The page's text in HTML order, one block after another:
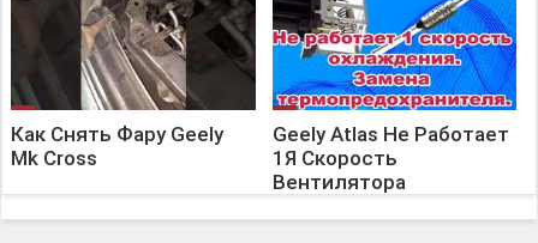
Как Снять Фару Geely
Mk Cross
Geely Atlas Не Работает
1Я Скорость
Вентилятора